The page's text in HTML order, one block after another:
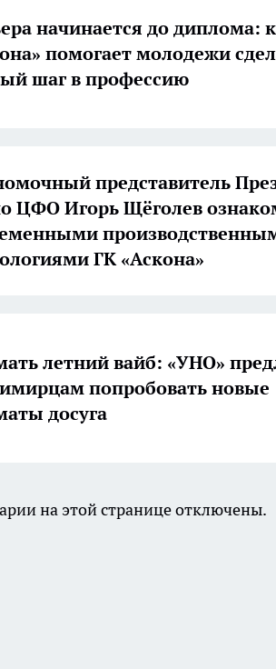
начинается до диплома:
помогает молодежи
шаг в профессию
представитель
ЦФО Игорь Щёголев
ГК «Аскона»
летний вайб: «УНО»
попробовать новые
досуга
на этой странице отключены.